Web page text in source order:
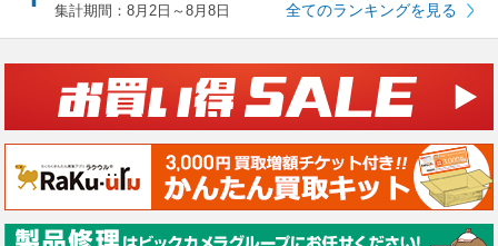
集計期間：8月2日～8月8日 全てのランキングを見る